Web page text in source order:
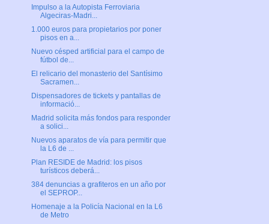
Impulso a la Autopista Ferroviaria
Algeciras-Madri...
1.000 euros para propietarios por poner
pisos en a...
Nuevo césped artificial para el campo de
fútbol de...
El relicario del monasterio del Santísimo
Sacramen...
Dispensadores de tickets y pantallas de
informació...
Madrid solicita más fondos para responder
a solici...
Nuevos aparatos de vía para permitir que
la L6 de ...
Plan RESIDE de Madrid: los pisos
turísticos deberá...
384 denuncias a grafiteros en un año por
el SEPROP...
Homenaje a la Policía Nacional en la L6
de Metro